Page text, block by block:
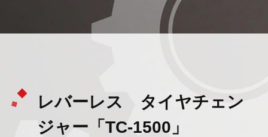
レバーレス タイヤチェン
ジャー「TC-1500」